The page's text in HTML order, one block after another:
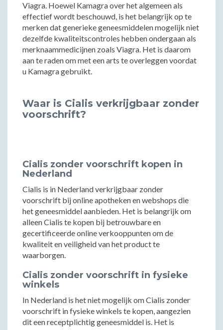
Viagra. Hoewel Kamagra over het algemeen als
effectief wordt beschouwd, is het belangrijk op te
merken dat generieke geneesmiddelen mogelijk niet
dezelfde kwaliteitscontroles hebben ondergaan als
merknaammedicijnen zoals Viagra. Het is daarom
aan te raden om met een arts te overleggen voordat
u Kamagra gebruikt.
Waar is Cialis verkrijgbaar zonder
voorschrift?
Cialis zonder voorschrift kopen in
Nederland
Cialis is in Nederland verkrijgbaar zonder
voorschrift bij online apotheken en webshops die
het geneesmiddel aanbieden. Het is belangrijk om
alleen Cialis te kopen bij betrouwbare en
gecertificeerde online verkooppunten om de
kwaliteit en veiligheid van het product te
waarborgen.
Cialis zonder voorschrift in fysieke
winkels
In Nederland is het niet mogelijk om Cialis zonder
voorschrift in fysieke winkels te kopen, aangezien
dit een receptplichtig geneesmiddel is. Het is